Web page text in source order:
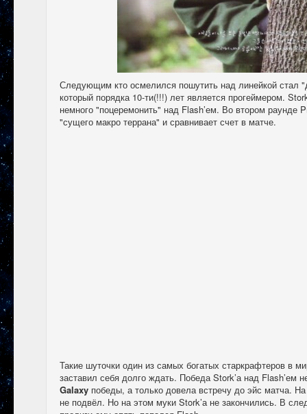
Следующим кто осмелился пошутить над линейкой стал
который порядка 10-ти(!!!) лет является прогеймером.
немного "поцеремонить" над Flash’ем. Во втором раунде
"сущего макро террана" и сравнивает счет в матче.
Такие шуточки один из самых богатых старкрафтеров в
заставил себя долго ждать. Победа Stork’а над Flash’ем
Galaxy победы, а только довела встречу до эйс матча.
не подвёл. Но на этом муки Stork’а не закончились. В